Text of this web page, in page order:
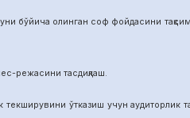
олинган соф фойдасини
режасини тасдиқлаш.
текширувини ўтказиш учун аудиторлик